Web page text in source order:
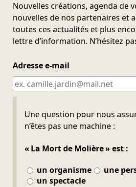
Nouvelles créations, agenda de
nouvelles de nos partenaires et
toutes ces actualités et plus
lettre d’information. N’hésitez
Adresse e-mail
Une question pour nous
n’êtes pas une machine :
« La Mort de Molière » est :
un organisme
une
un spectacle
Ne pas remplir